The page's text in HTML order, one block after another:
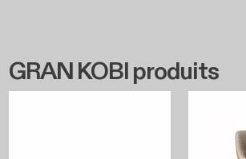
GRAN KOBI produits